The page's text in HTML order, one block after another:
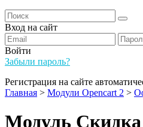
Вход на сайт
Войти
Забыли пароль?
Регистрация на сайте
Главная > Модули Opencart 2 >
Модуль Скидка